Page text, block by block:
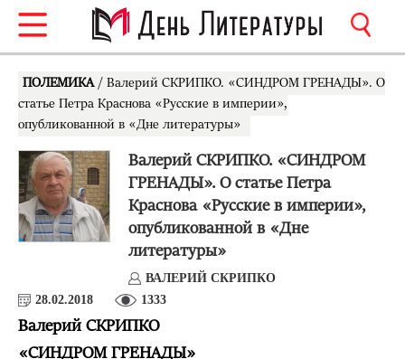
ПОЛЕМИКА / Валерий СКРИПКО. «СИНДРОМ ГРЕНАДЫ». О
статье Петра Краснова «Русские в империи»,
опубликованной в «Дне литературы»
Валерий СКРИПКО. «СИНДРОМ
ГРЕНАДЫ». О статье Петра
Краснова «Русские в империи»,
опубликованной в «Дне
литературы»
ВАЛЕРИЙ СКРИПКО
28.02.2018
1333
Валерий СКРИПКО
«СИНДРОМ ГРЕНАДЫ»